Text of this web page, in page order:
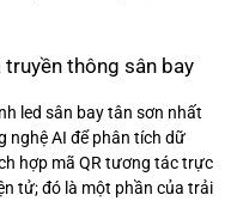
thông sân bay
led sân bay tân sơn nhất
nghệ AI để phân tích dữ
hợp mã QR tương tác trực
tử; đó là một phần của trải